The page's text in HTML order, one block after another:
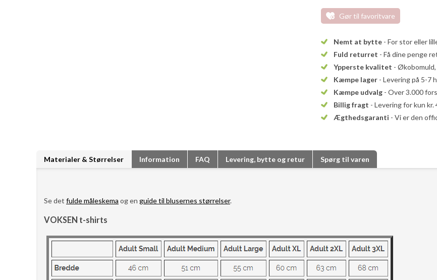
Gør til favoritvare
Nemt at bytte - For stor eller
Fuld returret - Få dine penge
Ypperste kvalitet -
Kæmpe lager - Levering på 5-7
Kæmpe udvalg - Over 3.000
Billig fragt - Levering for kun kr.
Ægthedsgaranti - Vi er den
Materialer & Størrelser Information FAQ Levering, bytte og retur Spørg til varen
Se det fulde måleskema og en guide til blusernes størrelser.
VOKSEN t-shirts